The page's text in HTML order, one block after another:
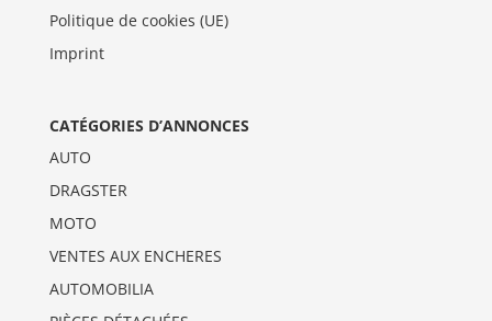
Politique de cookies (UE)
Imprint
CATÉGORIES D’ANNONCES
AUTO
DRAGSTER
MOTO
VENTES AUX ENCHERES
AUTOMOBILIA